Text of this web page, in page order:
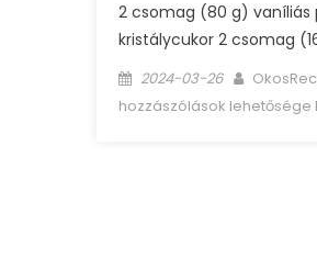
2 csomag (80 g) vaníliás
kristálycukor 2 csomag
Posted
on
2024-03-26 Author
hozzászólások lehetősége